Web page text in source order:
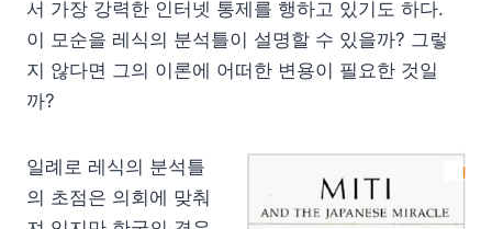
서 가장 강력한 인터넷 통제를 행하고 있기도 하다.
이 모순을 레식의 분석틀이 설명할 수 있을까? 그렇
지 않다면 그의 이론에 어떠한 변용이 필요한 것일
까?
일례로 레식의 분석틀
의 초점은 의회에 맞춰